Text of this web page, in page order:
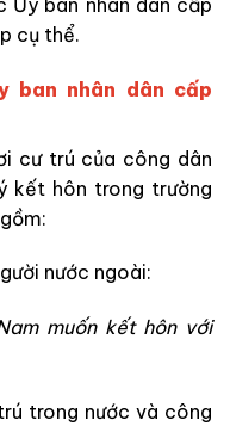
cụ thể.
ban nhân dân cấp
cư trú của công dân
kết hôn trong trường
nước ngoài:
muốn kết hôn với
trong nước và công